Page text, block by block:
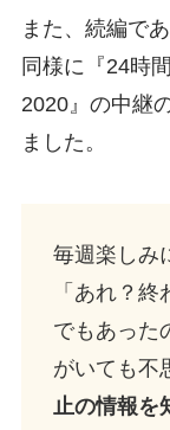
また、続編で
同様に『24時
2020』の中継
ました。
毎週楽しみ
「あれ？
でもあった
がいても不
止の情報を